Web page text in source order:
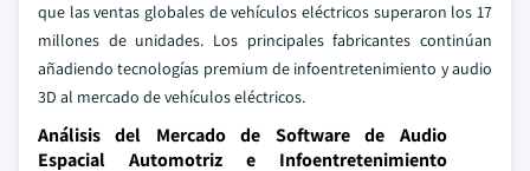
que las ventas globales de vehículos eléctricos superaron los 17
millones de unidades. Los principales fabricantes continúan
añadiendo tecnologías premium de infoentretenimiento y audio
3D al mercado de vehículos eléctricos.
Análisis del Mercado de Software de Audio
Espacial Automotriz e Infoentretenimiento